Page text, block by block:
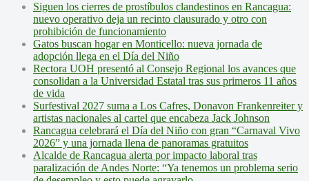
Siguen los cierres de prostíbulos clandestinos en Rancagua:
nuevo operativo deja un recinto clausurado y otro con
prohibición de funcionamiento
Gatos buscan hogar en Monticello: nueva jornada de
adopción llega en el Día del Niño
Rectora UOH presentó al Consejo Regional los avances que
consolidan a la Universidad Estatal tras sus primeros 11 años
de vida
Surfestival 2027 suma a Los Cafres, Donavon Frankenreiter y
artistas nacionales al cartel que encabeza Jack Johnson
Rancagua celebrará el Día del Niño con gran “Carnaval Vivo
2026” y una jornada llena de panoramas gratuitos
Alcalde de Rancagua alerta por impacto laboral tras
paralización de Andes Norte: “Ya tenemos un problema serio